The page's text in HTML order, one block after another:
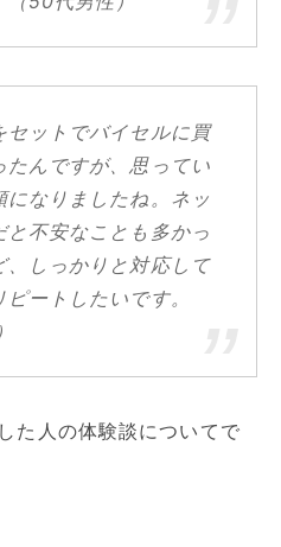
セットでバイセルに買
たんですが、思ってい
になりましたね。ネッ
と不安なことも多かっ
、しっかりと対応して
ピートしたいです。
た人の体験談についてで